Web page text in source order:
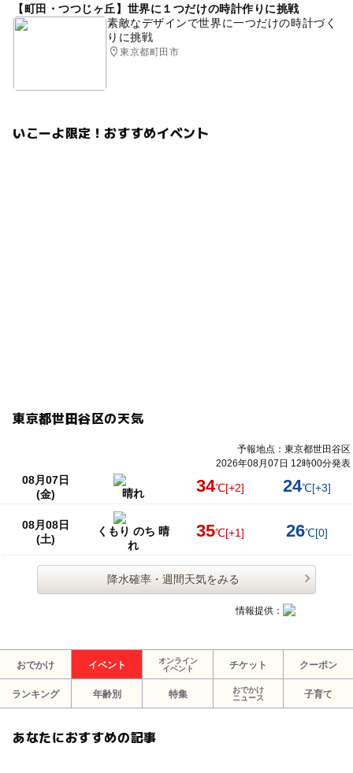
【町田・つつじヶ丘】世界に１つだけの時計作りに挑戦
素敵なデザインで世界に一つだけの時計づく
りに挑戦
東京都町田市
いこーよ限定！おすすめイベント
東京都世田谷区の天気
予報地点：東京都世田谷区
2026年08月07日 12時00分発表
08月07日
(金)
晴れ 34℃[+2] 24℃[+3]
08月08日
(土)
くもり のち 晴
れ
35℃[+1] 26℃[0]
降水確率・週間天気をみる
情報提供：
おでかけ イベント
オンライン
イベント
チケット クーポン
ランキング 年齢別 特集
おでかけ
ニュース
子育て
あなたにおすすめの記事